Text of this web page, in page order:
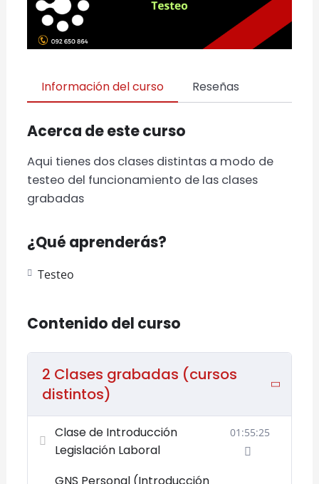
Información del curso Reseñas
Acerca de este curso
Aqui tienes dos clases distintas a modo de
testeo del funcionamiento de las clases
grabadas
¿Qué aprenderás?
Testeo
Contenido del curso
2 Clases grabadas (cursos
distintos)
Clase de Introducción
Legislación Laboral
01:55:25